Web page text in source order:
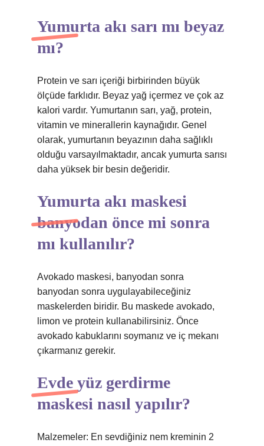
Yumurta akı sarı mı beyaz
mı?
Protein ve sarı içeriği birbirinden büyük
ölçüde farklıdır. Beyaz yağ içermez ve çok az
kalori vardır. Yumurtanın sarı, yağ, protein,
vitamin ve minerallerin kaynağıdır. Genel
olarak, yumurtanın beyazının daha sağlıklı
olduğu varsayılmaktadır, ancak yumurta sarısı
daha yüksek bir besin değeridir.
Yumurta akı maskesi
banyodan önce mi sonra
mı kullanılır?
Avokado maskesi, banyodan sonra
banyodan sonra uygulayabileceğiniz
maskelerden biridir. Bu maskede avokado,
limon ve protein kullanabilirsiniz. Önce
avokado kabuklarını soymanız ve iç mekanı
çıkarmanız gerekir.
Evde yüz gerdirme
maskesi nasıl yapılır?
Malzemeler: En sevdiğiniz nem kreminin 2